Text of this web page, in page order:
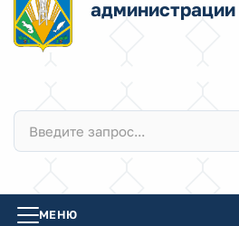
администрации
МЕНЮ